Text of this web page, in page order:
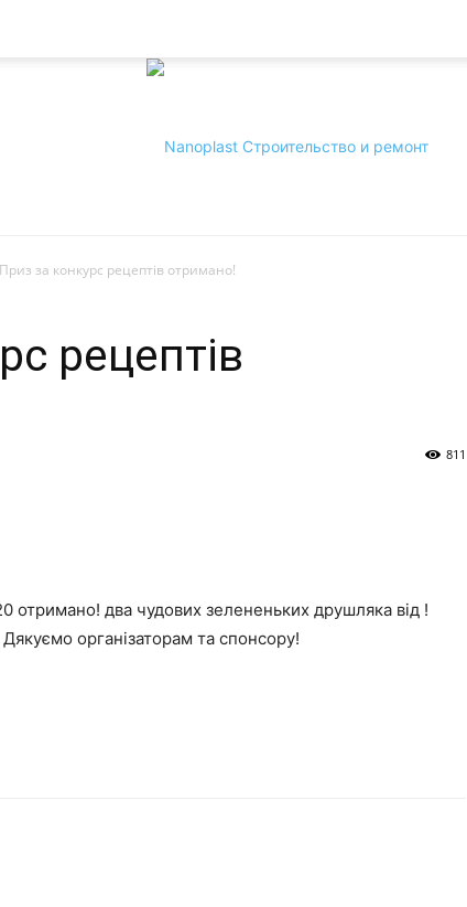
Приз за конкурс рецептів отримано!
рецептів
811
отримано! два чудових зелененьких друшляка від !
організаторам та спонсору!